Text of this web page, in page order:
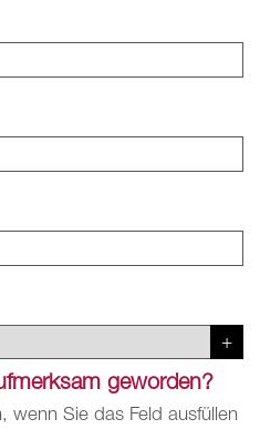
geworden?
wenn Sie das Feld ausfüllen